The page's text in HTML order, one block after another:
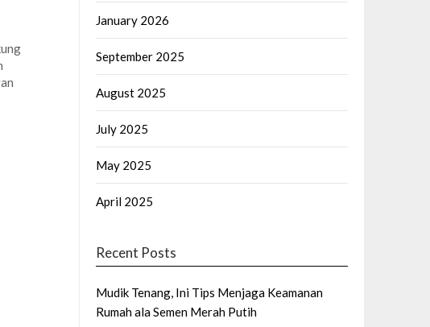
January 2026
September 2025
August 2025
July 2025
May 2025
April 2025
Recent Posts
Mudik Tenang, Ini Tips Menjaga Keamanan
Rumah ala Semen Merah Putih